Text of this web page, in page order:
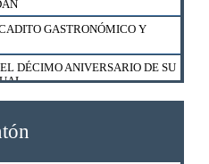
GASTRONÓMICO Y
DÉCIMO ANIVERSARIO DE SU